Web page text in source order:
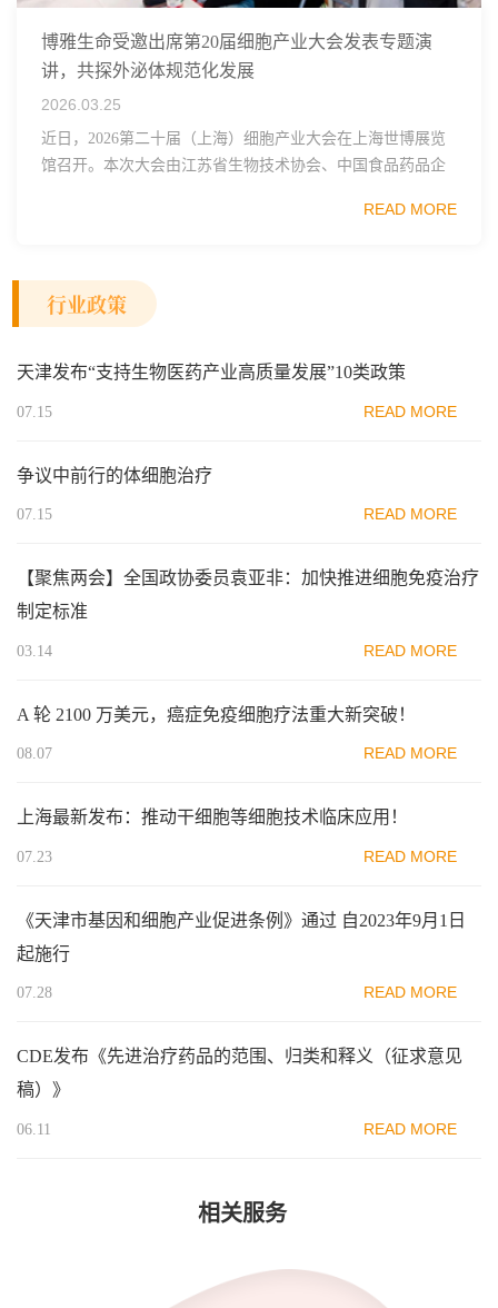
博雅生命受邀出席第20届细胞产业大会发表专题演
讲，共探外泌体规范化发展
2026.03.25
近日，2026第二十届（上海）细胞产业大会在上海世博展览
馆召开。本次大会由江苏省生物技术协会、中国食品药品企
范区生物医药行业协会、瑞士日内瓦长寿科学...
READ MORE
行业政策
天津发布“支持生物医药产业高质量发展”10类政策
07.15 READ MORE
争议中前行的体细胞治疗
07.15 READ MORE
【聚焦两会】全国政协委员袁亚非：加快推进细胞免疫治疗
制定标准
03.14 READ MORE
A 轮 2100 万美元，癌症免疫细胞疗法重大新突破！
08.07 READ MORE
上海最新发布：推动干细胞等细胞技术临床应用！
07.23 READ MORE
《天津市基因和细胞产业促进条例》通过 自2023年9月1日
起施行
07.28 READ MORE
CDE发布《先进治疗药品的范围、归类和释义（征求意见
稿）》
06.11 READ MORE
相关服务